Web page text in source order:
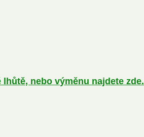
nebo výměnu najdete zde.